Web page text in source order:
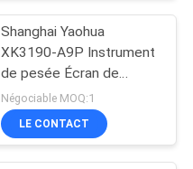
Shanghai Yaohua
XK3190-A9P Instrument
de pesée Écran de
l'échelle de la terre
Négociable MOQ:1
LE CONTACT